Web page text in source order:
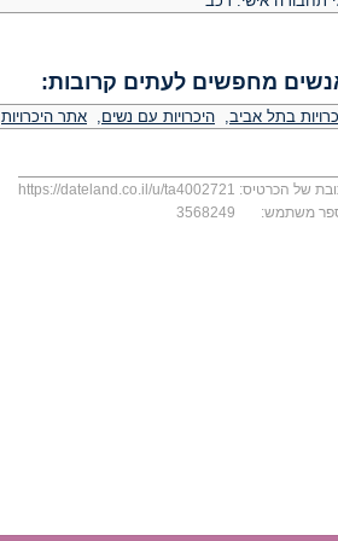
מחפשים לעתים קרובות:
בתל אביב, היכרויות עם נשים, אתר היכרויות
של הכרטיס: https://dateland.co.il/u/ta4002721
משתמש:
3568249